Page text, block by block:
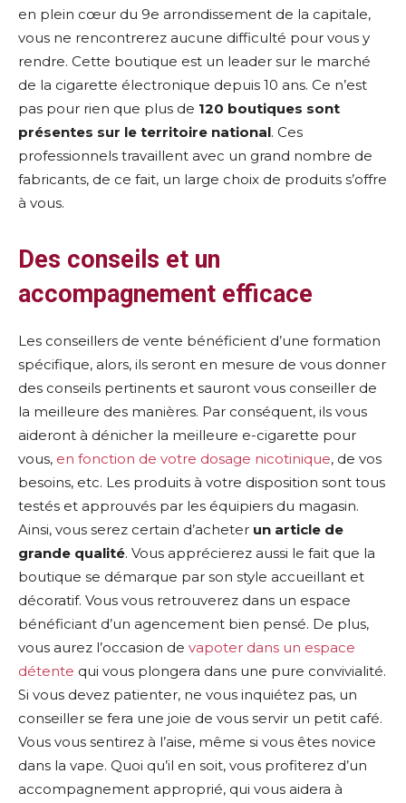
en plein cœur du 9e arrondissement de la capitale,
vous ne rencontrerez aucune difficulté pour vous y
rendre. Cette boutique est un leader sur le marché
de la cigarette électronique depuis 10 ans. Ce n’est
pas pour rien que plus de 120 boutiques sont
présentes sur le territoire national. Ces
professionnels travaillent avec un grand nombre de
fabricants, de ce fait, un large choix de produits s’offre
à vous.
Des conseils et un
accompagnement efficace
Les conseillers de vente bénéficient d’une formation
spécifique, alors, ils seront en mesure de vous donner
des conseils pertinents et sauront vous conseiller de
la meilleure des manières. Par conséquent, ils vous
aideront à dénicher la meilleure e-cigarette pour
vous, en fonction de votre dosage nicotinique, de vos
besoins, etc. Les produits à votre disposition sont tous
testés et approuvés par les équipiers du magasin.
Ainsi, vous serez certain d’acheter un article de
grande qualité. Vous apprécierez aussi le fait que la
boutique se démarque par son style accueillant et
décoratif. Vous vous retrouverez dans un espace
bénéficiant d’un agencement bien pensé. De plus,
vous aurez l’occasion de vapoter dans un espace
détente qui vous plongera dans une pure convivialité.
Si vous devez patienter, ne vous inquiétez pas, un
conseiller se fera une joie de vous servir un petit café.
Vous vous sentirez à l’aise, même si vous êtes novice
dans la vape. Quoi qu’il en soit, vous profiterez d’un
accompagnement approprié, qui vous aidera à